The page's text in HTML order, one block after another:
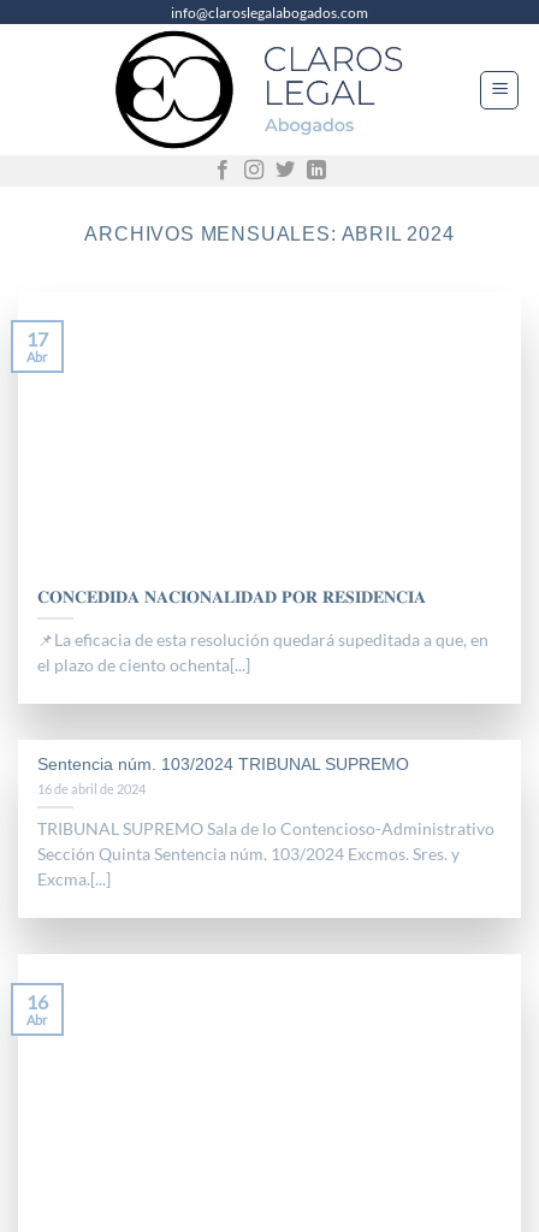
info@claroslegalabogados.com
ARCHIVOS MENSUALES: ABRIL 2024
𝐂𝐎𝐍𝐂𝐄𝐃𝐈𝐃𝐀 𝐍𝐀𝐂𝐈𝐎𝐍𝐀𝐋𝐈𝐃𝐀𝐃 𝐏𝐎𝐑 𝐑𝐄𝐒𝐈𝐃𝐄𝐍𝐂𝐈𝐀
📌La eficacia de esta resolución quedará supeditada a que, en
el plazo de ciento ochenta[...]
17
Abr
Sentencia núm. 103/2024 TRIBUNAL SUPREMO
16 de abril de 2024
TRIBUNAL SUPREMO Sala de lo Contencioso-Administrativo
Sección Quinta Sentencia núm. 103/2024 Excmos. Sres. y
Excma.[...]
16
Abr